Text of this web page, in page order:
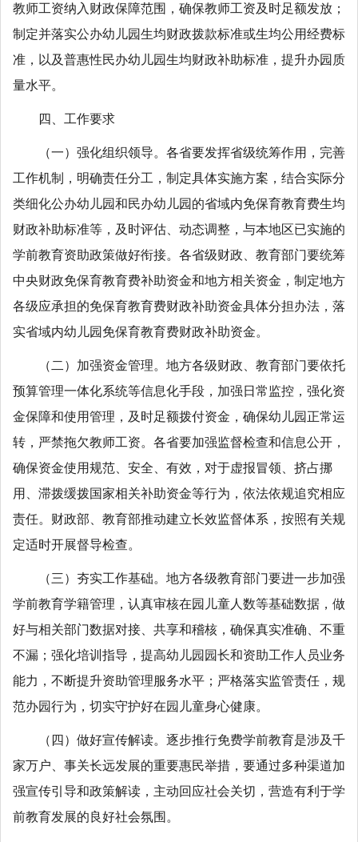
教师工资纳入财政保障范围，确保教师工资及时足额发放；
制定并落实公办幼儿园生均财政拨款标准或生均公用经费标
准，以及普惠性民办幼儿园生均财政补助标准，提升办园质
量水平。
四、工作要求
（一）强化组织领导。各省要发挥省级统筹作用，完善
工作机制，明确责任分工，制定具体实施方案，结合实际分
类细化公办幼儿园和民办幼儿园的省域内免保育教育费生均
财政补助标准等，及时评估、动态调整，与本地区已实施的
学前教育资助政策做好衔接。各省级财政、教育部门要统筹
中央财政免保育教育费补助资金和地方相关资金，制定地方
各级应承担的免保育教育费财政补助资金具体分担办法，落
实省域内幼儿园免保育教育费财政补助资金。
（二）加强资金管理。地方各级财政、教育部门要依托
预算管理一体化系统等信息化手段，加强日常监控，强化资
金保障和使用管理，及时足额拨付资金，确保幼儿园正常运
转，严禁拖欠教师工资。各省要加强监督检查和信息公开，
确保资金使用规范、安全、有效，对于虚报冒领、挤占挪
用、滞拨缓拨国家相关补助资金等行为，依法依规追究相应
责任。财政部、教育部推动建立长效监督体系，按照有关规
定适时开展督导检查。
（三）夯实工作基础。地方各级教育部门要进一步加强
学前教育学籍管理，认真审核在园儿童人数等基础数据，做
好与相关部门数据对接、共享和稽核，确保真实准确、不重
不漏；强化培训指导，提高幼儿园园长和资助工作人员业务
能力，不断提升资助管理服务水平；严格落实监管责任，规
范办园行为，切实守护好在园儿童身心健康。
（四）做好宣传解读。逐步推行免费学前教育是涉及千
家万户、事关长远发展的重要惠民举措，要通过多种渠道加
强宣传引导和政策解读，主动回应社会关切，营造有利于学
前教育发展的良好社会氛围。